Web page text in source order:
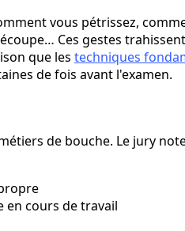
vous pétrissez,
Ces gestes
que les techniques
de fois avant l'examen.
de bouche. Le jury
en cours de travail